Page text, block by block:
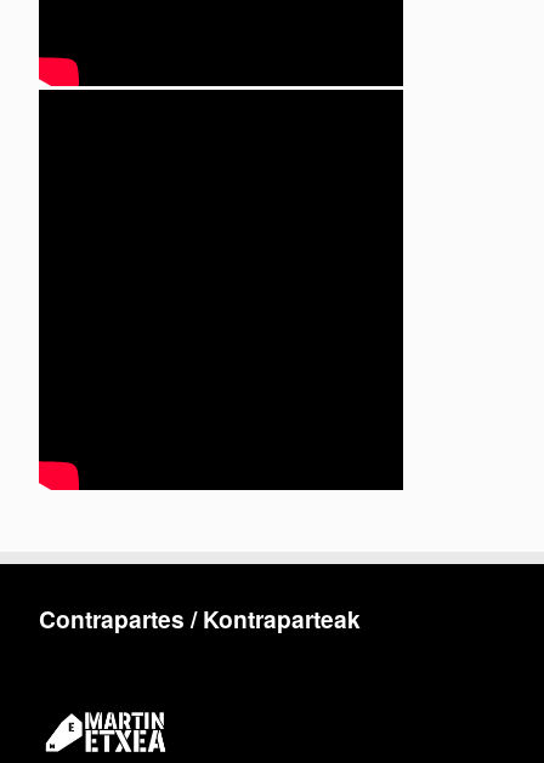
Contrapartes / Kontraparteak